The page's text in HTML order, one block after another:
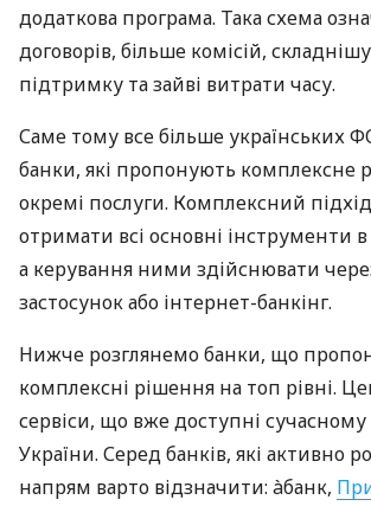
додаткова програма. Така схема
договорів, більше комісій,
підтримку та зайві витрати часу.
Саме тому все більше українських
банки, які пропонують комплексне
окремі послуги. Комплексний
отримати всі основні інструменти
а керування ними здійснювати
застосунок або інтернет-банкінг.
Нижче розглянемо банки, що
комплексні рішення на топ рівні.
сервіси, що вже доступні
України. Серед банків, які активно
напрям варто відзначити: àбанк,